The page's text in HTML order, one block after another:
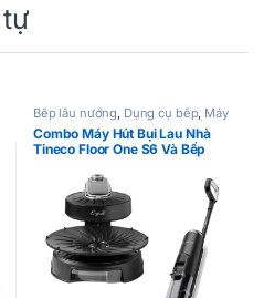
Bếp lẩu nướng, Dụng cụ bếp, Máy
lau nhà hút bụi,Thiết bị gia đình
Combo Máy Hút Bụi Lau Nhà
Tineco Floor One S6 Và Bếp